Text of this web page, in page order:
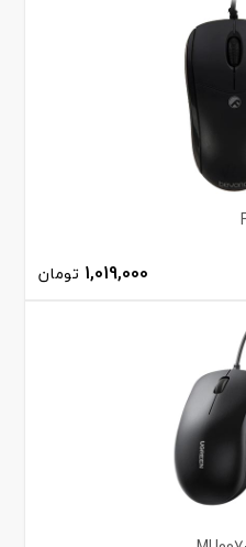
1,019,000 تومان